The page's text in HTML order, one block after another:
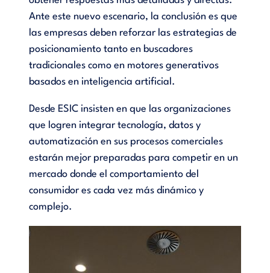
Ante este nuevo escenario, la conclusión es que
las empresas deben reforzar las estrategias de
posicionamiento tanto en buscadores
tradicionales como en motores generativos
basados en inteligencia artificial.
Desde ESIC insisten en que las organizaciones
que logren integrar tecnología, datos y
automatización en sus procesos comerciales
estarán mejor preparadas para competir en un
mercado donde el comportamiento del
consumidor es cada vez más dinámico y
complejo.